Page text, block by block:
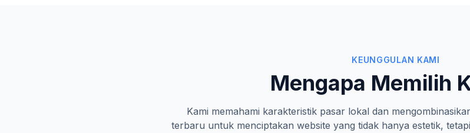
KEUNGGULAN KAMI
Mengapa Memilih
Kami memahami karakteristik pasar lokal dan
terbaru untuk menciptakan website yang tidak hanya estetik,